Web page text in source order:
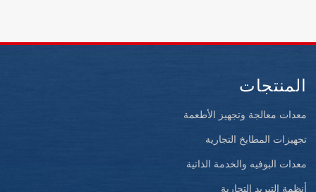
المنتجات
معدات معالجة وتجهيز الأطعمة
تجهيزات المطابخ التجارية
معدات البوفيه والخدمة الذاتية
أنظمة التبريد التجارية